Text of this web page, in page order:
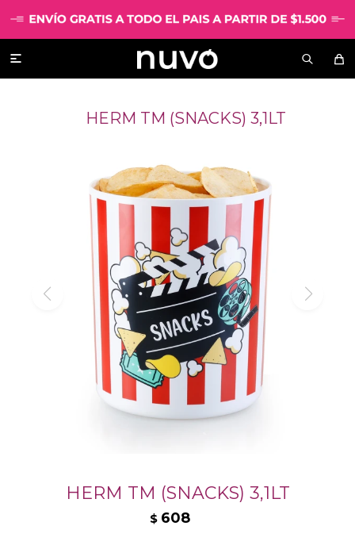

HERM TM (SNACKS) 3,1LT
HERM TM (SNACKS) 3,1LT
$ 608